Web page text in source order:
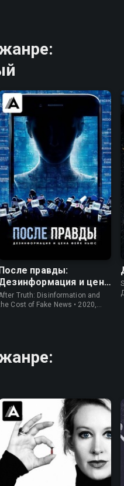
6.2 7.0
После правды:
и цена
ньюс
Truth: Disinformation and
Cost of Fake News • 2020,